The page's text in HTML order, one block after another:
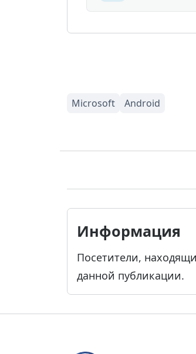
Информация
Посетители,
данной публикации.